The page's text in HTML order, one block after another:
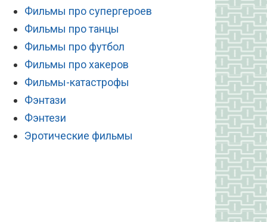
Фильмы про супергероев
Фильмы про танцы
Фильмы про футбол
Фильмы про хакеров
Фильмы-катастрофы
Фэнтази
Фэнтези
Эротические фильмы